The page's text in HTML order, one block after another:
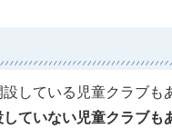
している児童クラブも
ていない児童クラブも